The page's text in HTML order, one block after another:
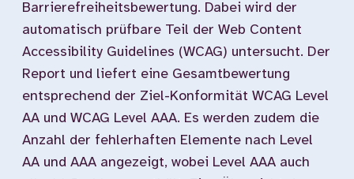
Barrierefreiheitsbewertung. Dabei wird der
automatisch prüfbare Teil der Web Content
Accessibility Guidelines (WCAG) untersucht. Der
Report und liefert eine Gesamtbewertung
entsprechend der Ziel-Konformität WCAG Level
AA und WCAG Level AAA. Es werden zudem die
Anzahl der fehlerhaften Elemente nach Level
AA und AAA angezeigt, wobei Level AAA auch